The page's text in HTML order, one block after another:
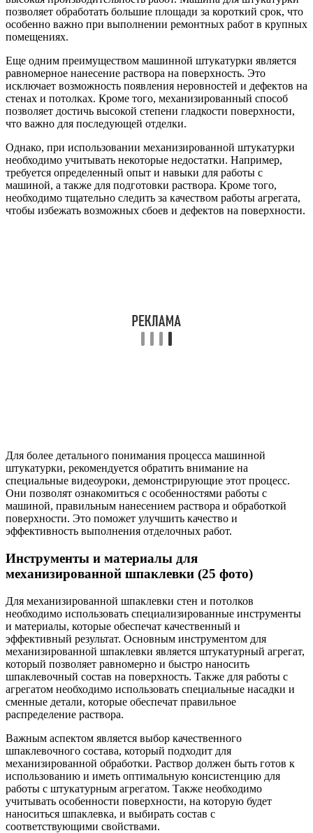
позволяет обработать большие площади за короткий срок, что
особенно важно при выполнении ремонтных работ в крупных
помещениях.
Еще одним преимуществом машинной штукатурки является
равномерное нанесение раствора на поверхность. Это
исключает возможность появления неровностей и дефектов на
стенах и потолках. Кроме того, механизированный способ
позволяет достичь высокой степени гладкости поверхности,
что важно для последующей отделки.
Однако, при использовании механизированной штукатурки
необходимо учитывать некоторые недостатки. Например,
требуется определенный опыт и навыки для работы с
машиной, а также для подготовки раствора. Кроме того,
необходимо тщательно следить за качеством работы агрегата,
чтобы избежать возможных сбоев и дефектов на поверхности.
Для более детального понимания процесса машинной
штукатурки, рекомендуется обратить внимание на
специальные видеоуроки, демонстрирующие этот процесс.
Они позволят ознакомиться с особенностями работы с
машиной, правильным нанесением раствора и обработкой
поверхности. Это поможет улучшить качество и
эффективность выполнения отделочных работ.
Инструменты и материалы для
механизированной шпаклевки (25 фото)
Для механизированной шпаклевки стен и потолков
необходимо использовать специализированные инструменты
и материалы, которые обеспечат качественный и
эффективный результат. Основным инструментом для
механизированной шпаклевки является штукатурный агрегат,
который позволяет равномерно и быстро наносить
шпаклевочный состав на поверхность. Также для работы с
агрегатом необходимо использовать специальные насадки и
сменные детали, которые обеспечат правильное
распределение раствора.
Важным аспектом является выбор качественного
шпаклевочного состава, который подходит для
механизированной обработки. Раствор должен быть готов к
использованию и иметь оптимальную консистенцию для
работы с штукатурным агрегатом. Также необходимо
учитывать особенности поверхности, на которую будет
наноситься шпаклевка, и выбирать состав с
соответствующими свойствами.